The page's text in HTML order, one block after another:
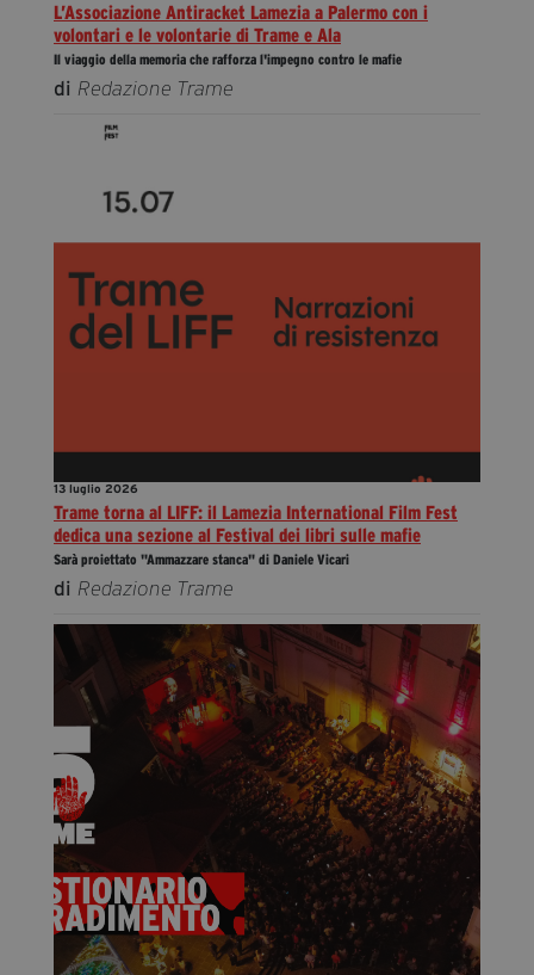
L’Associazione Antiracket Lamezia a Palermo con i
volontari e le volontarie di Trame e Ala
Il viaggio della memoria che rafforza l'impegno contro le mafie
di Redazione Trame
13 luglio 2026
Trame torna al LIFF: il Lamezia International Film Fest
dedica una sezione al Festival dei libri sulle mafie
Sarà proiettato "Ammazzare stanca" di Daniele Vicari
di Redazione Trame